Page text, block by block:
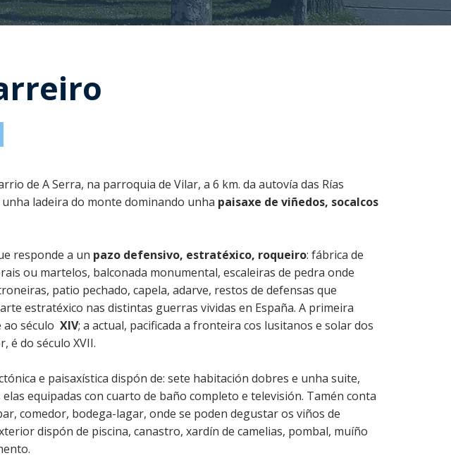
de A Serra, na parroquia de Vilar, a 6 km. da autovía das Rías
ladeira do monte dominando unha paisaxe de viñedos, socalcos
responde a un pazo defensivo, estratéxico, roqueiro: fábrica de
ou martelos, balconada monumental, escaleiras de pedra onde
patio pechado, capela, adarve, restos de defensas que
estratéxico nas distintas guerras vividas en España. A primeira
século XIV; a actual, pacificada a fronteira cos lusitanos e solar dos
é do século XVII.
e paisaxística dispón de: sete habitación dobres e unha suite,
equipadas con cuarto de baño completo e televisión. Tamén conta
comedor, bodega-lagar, onde se poden degustar os viños de
dispón de piscina, canastro, xardín de camelias, pombal, muíño